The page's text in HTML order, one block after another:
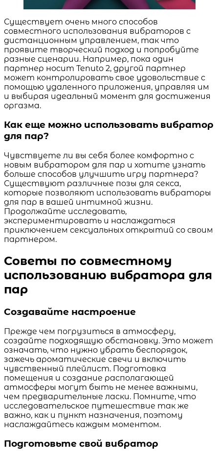
Существует очень много способов
совместного использования вибраторов с
дистанционным управлением, так что
проявите творческий подход и попробуйте
разные сценарии. Например, пока один
партнер носит Tenuto 2, другой партнер
может контролировать свое удовольствие с
помощью удаленного приложения, управляя им
и выбирая идеальный момент для достижения
оргазма.
Как еще можно использовать вибратор
для пар?
Чувствуете ли вы себя более комфортно с
новым вибратором для пар и хотите узнать
больше способов улучшить игру партнера?
Существуют различные позы для секса,
которые позволяют использовать вибраторы
для пар в вашей интимной жизни.
Продолжайте исследовать,
экспериментировать и наслаждаться
приключением сексуальных открытий со своим
партнером.
Советы по совместному
использованию вибратора для
пар
Создавайте настроение
Прежде чем погрузиться в атмосферу,
создайте подходящую обстановку. Это может
означать, что нужно убрать беспорядок,
зажечь ароматические свечи и включить
чувственный плейлист. Подготовка
помещения и создание располагающей
атмосферы могут быть не менее важными,
чем предварительные ласки. Помните, что
исследовательское путешествие так же
важно, как и пункт назначения, поэтому
наслаждайтесь каждым моментом.
Подготовьте свой вибратор